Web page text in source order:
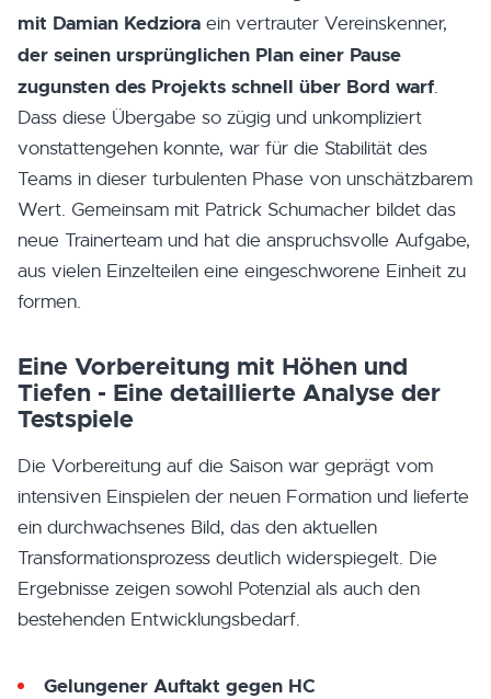
mit Damian Kedziora ein vertrauter Vereinskenner,
der seinen ursprünglichen Plan einer Pause
zugunsten des Projekts schnell über Bord warf.
Dass diese Übergabe so zügig und unkompliziert
vonstattengehen konnte, war für die Stabilität des
Teams in dieser turbulenten Phase von unschätzbarem
Wert. Gemeinsam mit Patrick Schumacher bildet das
neue Trainerteam und hat die anspruchsvolle Aufgabe,
aus vielen Einzelteilen eine eingeschworene Einheit zu
formen.
Eine Vorbereitung mit Höhen und
Tiefen - Eine detaillierte Analyse der
Testspiele
Die Vorbereitung auf die Saison war geprägt vom
intensiven Einspielen der neuen Formation und lieferte
ein durchwachsenes Bild, das den aktuellen
Transformationsprozess deutlich widerspiegelt. Die
Ergebnisse zeigen sowohl Potenzial als auch den
bestehenden Entwicklungsbedarf.
Gelungener Auftakt gegen HC